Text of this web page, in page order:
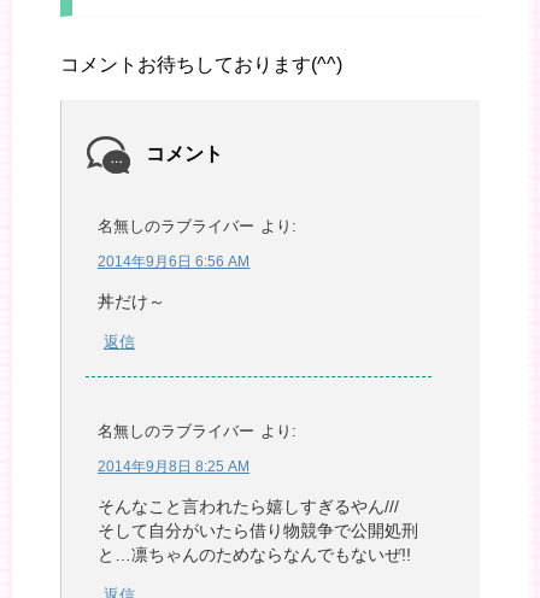
コメントお待ちしております(^^)
コメント
名無しのラブライバー より:
2014年9月6日 6:56 AM
丼だけ～
返信
名無しのラブライバー より:
2014年9月8日 8:25 AM
そんなこと言われたら嬉しすぎるやん///
そして自分がいたら借り物競争で公開処刑
と…凛ちゃんのためならなんでもないぜ!!